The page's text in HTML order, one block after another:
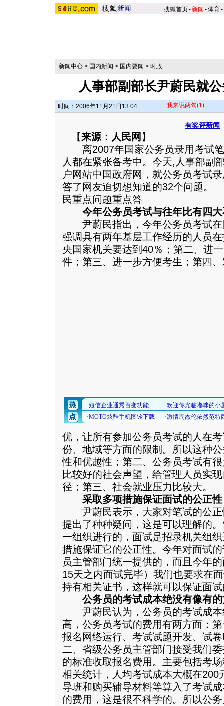
搜狐首页-新闻 -体育-
新闻中心 > 国内新闻 > 国内要闻 > 时政
人事部副部长尹蔚民就
时间：2006年11月21日13:04 我来说两句(1)
有奖评新闻
【来源：人民网 】
离2007年国家公务员录用考试笔
人都在紧张备考中。今天,人事部副
户网站中国政府网，就公务员考试
答了网友迫切想知道的32个问题
民重点问题重点答
今年公务员考试与往年比有四
尹蔚民指出，今年公务员考试在
强调具有两年基层工作经历的人员
央国家机关要达到40％；第二、进
件；第三、进一步方便考生；第四
优，让所有参加公务员考试的人在
份、地域等方面的限制。所以这种
性和优越性；第二、公务员考试有
比较好的社会声望，给管理人员实
径；第三、社会就业压力比较大。
采取多项措施保证面试的公正性
尹蔚民表示，大家对笔试的公正
提出了种种疑问，这是可以理解的
一组织进行的，面试是招录机关组
措施保证它的公正性。今年对面试
员主管部门统一提供的，而且今年
15天之内面试完毕）我们也要求在
持有相关证书，这样就可以保证面
公务员的考试成本绝没有像有
尹蔚民认为，公务员的考试成本
高，公务员考试的费用有两方面：
报名网络运行、考试试题开发、试
二、省级公务员主管部门接受我们
的标准收取报名费用。主要包括考
相关统计，人均考试成本大概在200
导班和购买辅导材料等算入了考试
的费用，这是很不科学的。所以公